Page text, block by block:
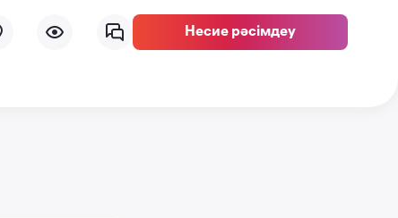
Несие рәсімдеу